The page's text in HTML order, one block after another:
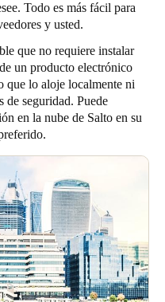
Todo es más fácil para
y usted.
que no requiere instalar
un producto electrónico
que lo aloje localmente ni
de seguridad. Puede
en la nube de Salto en su